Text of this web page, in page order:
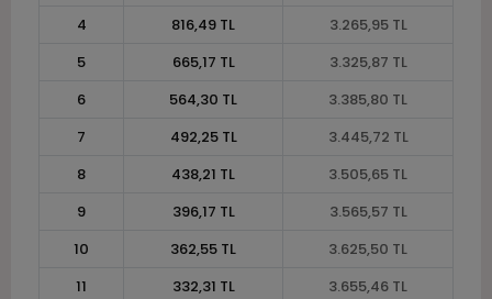
4
816,49 TL
3.265,95 TL
5
665,17 TL
3.325,87 TL
6
564,30 TL
3.385,80 TL
7
492,25 TL
3.445,72 TL
8
438,21 TL
3.505,65 TL
9
396,17 TL
3.565,57 TL
10
362,55 TL
3.625,50 TL
11
332,31 TL
3.655,46 TL